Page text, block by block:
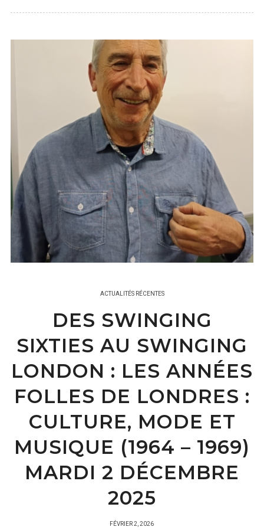
ACTUALITÉS RÉCENTES
DES SWINGING
SIXTIES AU SWINGING
LONDON : LES ANNÉES
FOLLES DE LONDRES :
CULTURE, MODE ET
MUSIQUE (1964 – 1969)
MARDI 2 DÉCEMBRE
2025
PUBLIÉ
FÉVRIER 2, 2026